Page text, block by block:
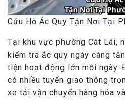
Cứu Hộ Ắc Quy Tận Nơi Tại
Tại khu vực phường Cát Lái,
kiểm tra ắc quy ngày càng
tiện hoạt động lớn mỗi ngày.
có nhiều tuyến giao thông
xe tải vận chuyển hàng hóa